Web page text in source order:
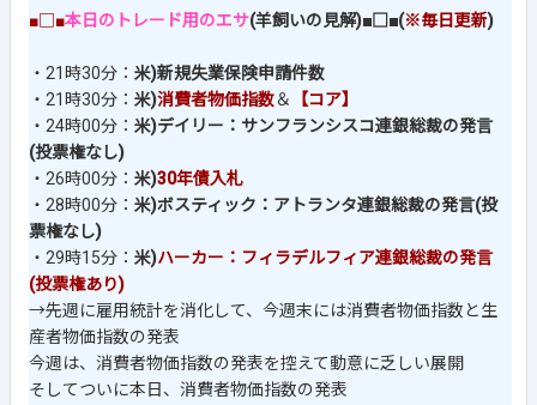
■□■本日のトレード用のエサ(羊飼いの見解)■□■(※毎日更新)
・21時30分： 米)新規失業保険申請件数
・21時30分： 米)消費者物価指数＆
【コア】
・24時00分： 米)デイリー：サンフランシスコ連銀総裁の発言
(投票権なし)
・26時00分： 米)30年債入札
・28時00分： 米)ボスティック：アトランタ連銀総裁の発言(投
票権なし)
・29時15分： 米)ハーカー：フィラデルフィア連銀総裁の発言
(投票権あり)
→先週に雇用統計を消化して、今週末には消費者物価指数と生
産者物価指数の発表
今週は、消費者物価指数の発表を控えて動意に乏しい展開
そしてついに本日、消費者物価指数の発表